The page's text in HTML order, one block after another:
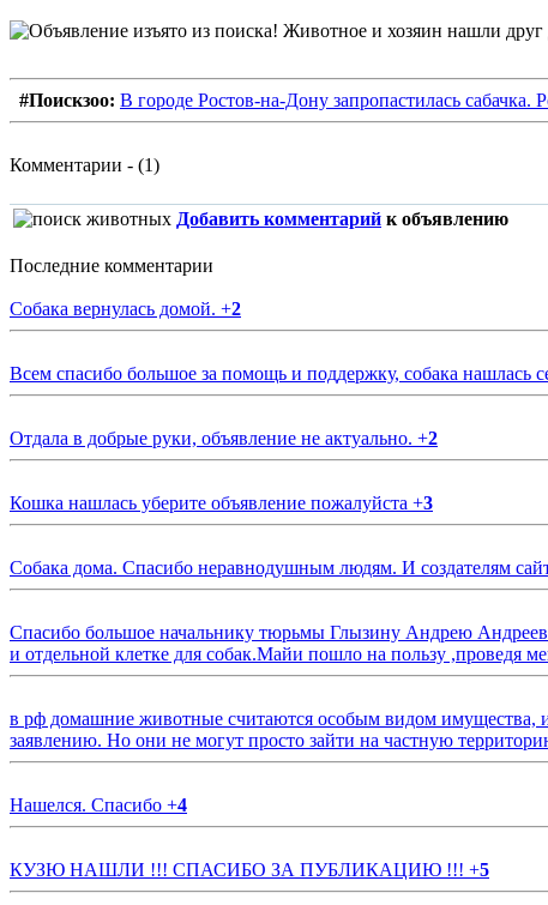
#Поискзоо: В городе Ростов-на-Дону запропастилась
Комментарии - (1)
Добавить комментарий к объявлению
Последние комментарии
Собака вернулась домой. +2
Всем спасибо большое за помощь и поддержку, собака нашлась
Отдала в добрые руки, объявление не актуально. +2
Кошка нашлась уберите объявление пожалуйста +3
Собака дома. Спасибо неравнодушным людям. И создателям
Спасибо большое начальнику тюрьмы Глызину Андрею
и отдельной клетке для собак.Майи пошло на пользу ,проведя
в рф домашние животные считаются особым видом имущества, и
заявлению. Но они не могут просто зайти на частную
Нашелся. Спасибо +4
КУЗЮ НАШЛИ !!! СПАСИБО ЗА ПУБЛИКАЦИЮ !!! +5